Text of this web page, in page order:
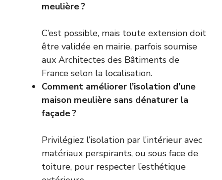
meulière ?
C’est possible, mais toute extension doit
être validée en mairie, parfois soumise
aux Architectes des Bâtiments de
France selon la localisation.
Comment améliorer l’isolation d’une
maison meulière sans dénaturer la
façade ?
Privilégiez l’isolation par l’intérieur avec
matériaux perspirants, ou sous face de
toiture, pour respecter l’esthétique